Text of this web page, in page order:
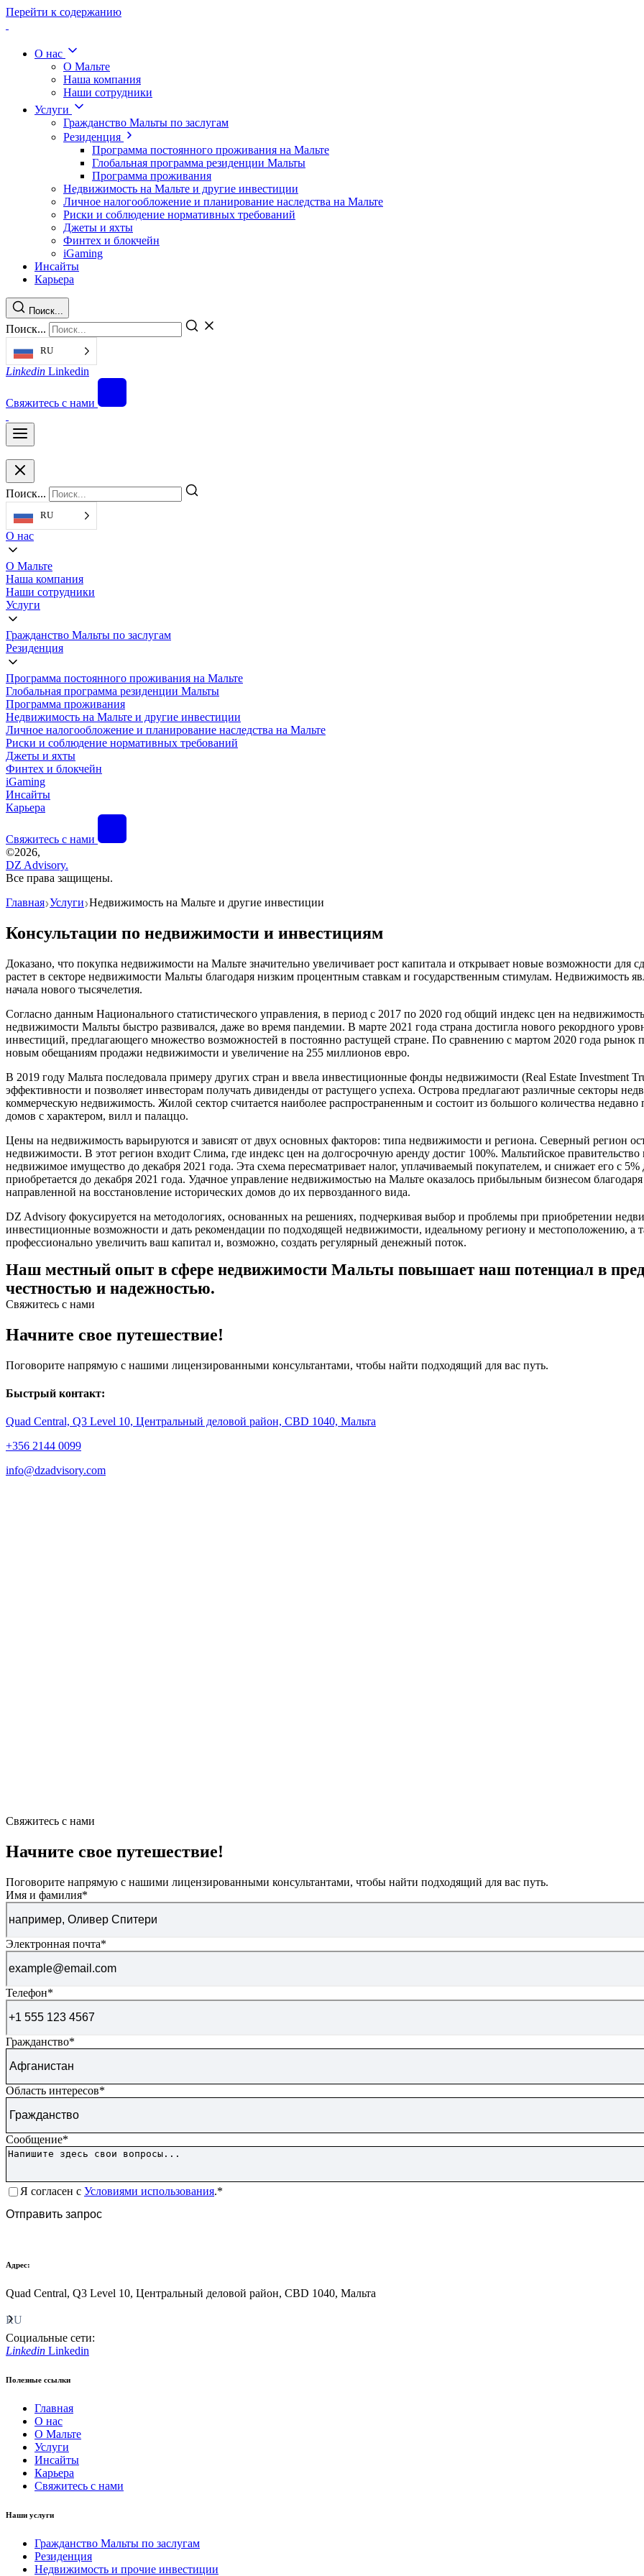
Перейти к содержанию
О нас
О Мальте
Наша компания
Наши сотрудники
Услуги
Гражданство Мальты по заслугам
Резиденция
Программа постоянного проживания на Мальте
Глобальная программа резиденции Мальты
Программа проживания
Недвижимость на Мальте и другие инвестиции
Личное налогообложение и планирование наследства на Мальте
Риски и соблюдение нормативных требований
Джеты и яхты
Финтех и блокчейн
iGaming
Инсайты
Карьера
Поиск...
Поиск...
RU
Linkedin Linkedin
Свяжитесь с нами
Поиск...
RU
О нас
О Мальте
Наша компания
Наши сотрудники
Услуги
Гражданство Мальты по заслугам
Резиденция
Программа постоянного проживания на Мальте
Глобальная программа резиденции Мальты
Программа проживания
Недвижимость на Мальте и другие инвестиции
Личное налогообложение и планирование наследства на Мальте
Риски и соблюдение нормативных требований
Джеты и яхты
Финтех и блокчейн
iGaming
Инсайты
Карьера
Свяжитесь с нами
©2026,
DZ Advisory.
Все права защищены.
Главная❯Услуги ❯Недвижимость на Мальте и другие инвестиции
Консультации по недвижимости и инвестициям
Доказано, что покупка недвижимости на Мальте значительно увеличивает рост капитала и открывает новые возможности для
растет в секторе недвижимости Мальты благодаря низким процентным ставкам и государственным стимулам. Недвижимость
начала нового тысячелетия.
Согласно данным Национального статистического управления, в период с 2017 по 2020 год общий индекс цен на
недвижимости Мальты быстро развивался, даже во время пандемии. В марте 2021 года страна достигла нового рекордного
инвестиций, предлагающего множество возможностей в постоянно растущей стране. По сравнению с мартом 2020 года
новым обещаниям продажи недвижимости и увеличение на 255 миллионов евро.
В 2019 году Мальта последовала примеру других стран и ввела инвестиционные фонды недвижимости (Real Estate Investment
эффективности и позволяет инвесторам получать дивиденды от растущего успеха. Острова предлагают различные секторы
коммерческую недвижимость. Жилой сектор считается наиболее распространенным и состоит из большого количества
домов с характером, вилл и палаццо.
Цены на недвижимость варьируются и зависят от двух основных факторов: типа недвижимости и региона. Северный регион
недвижимости. В этот регион входит Слима, где индекс цен на долгосрочную аренду достиг 100%. Мальтийское
недвижимое имущество до декабря 2021 года. Эта схема пересматривает налог, уплачиваемый покупателем, и снижает его с
приобретается до декабря 2021 года. Удачное управление недвижимостью на Мальте оказалось прибыльным бизнесом
направленной на восстановление исторических домов до их первозданного вида.
DZ Advisory фокусируется на методологиях, основанных на решениях, подчеркивая выбор и проблемы при приобретении
инвестиционные возможности и дать рекомендации по подходящей недвижимости, идеальному региону и местоположению,
профессионально увеличить ваш капитал и, возможно, создать регулярный денежный поток.
Наш местный опыт в сфере недвижимости Мальты повышает наш потенциал в
честностью и надежностью.
Свяжитесь с нами
Начните свое путешествие!
Поговорите напрямую с нашими лицензированными консультантами, чтобы найти подходящий для вас путь.
Быстрый контакт:
Quad Central, Q3 Level 10, Центральный деловой район, CBD 1040, Мальта
+356 2144 0099
info@dzadvisory.com
Свяжитесь с нами
Начните свое путешествие!
Поговорите напрямую с нашими лицензированными консультантами, чтобы найти подходящий для вас путь.
Имя и фамилия*
Электронная почта*
Телефон*
Гражданство*
Область интересов*
Сообщение*
Согласие*
Я согласен с Условиями использования.*
Отправить запрос
Адрес:
Quad Central, Q3 Level 10, Центральный деловой район, CBD 1040, Мальта
RU
Социальные сети:
Linkedin Linkedin
Полезные ссылки
Главная
О нас
О Мальте
Услуги
Инсайты
Карьера
Свяжитесь с нами
Наши услуги
Гражданство Мальты по заслугам
Резиденция
Недвижимость и прочие инвестиции